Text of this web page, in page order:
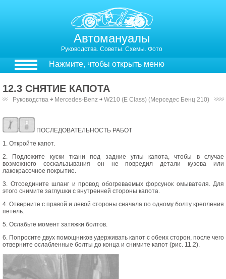
Автомануалы
Руководства. Советы. Схемы. Фото
Нажмите, чтобы открыть меню
12.3 СНЯТИЕ КАПОТА
Руководства ￫ Mercedes-Benz ￫ W210 (E Class) (Мерседес Бенц 210)
ПОСЛЕДОВАТЕЛЬНОСТЬ РАБОТ
1. Откройте капот.
2. Подложите куски ткани под задние углы капота, чтобы в случае
возможного соскальзывания он не повредил детали кузова или
лакокрасочное покрытие.
3. Отсоедините шланг и провод обогреваемых форсунок омывателя. Для
этого снимите заглушки с внутренней стороны капота.
4. Отверните с правой и левой стороны сначала по одному болту крепления
петель.
5. Ослабьте момент затяжки болтов.
6. Попросите двух помощников удерживать капот с обеих сторон, после чего
отверните ослабленные болты до конца и снимите капот (рис. 11.2).